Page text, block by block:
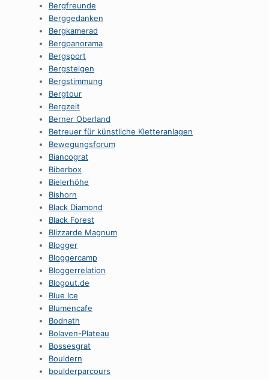
Bergfreunde
Berggedanken
Bergkamerad
Bergpanorama
Bergsport
Bergsteigen
Bergstimmung
Bergtour
Bergzeit
Berner Oberland
Betreuer für künstliche Kletteranlagen
Bewegungsforum
Biancograt
Biberbox
Bielerhöhe
Bishorn
Black Diamond
Black Forest
Blizzarde Magnum
Blogger
Bloggercamp
Bloggerrelation
Blogout.de
Blue Ice
Blumencafe
Bodnath
Bolaven-Plateau
Bossesgrat
Bouldern
boulderparcours